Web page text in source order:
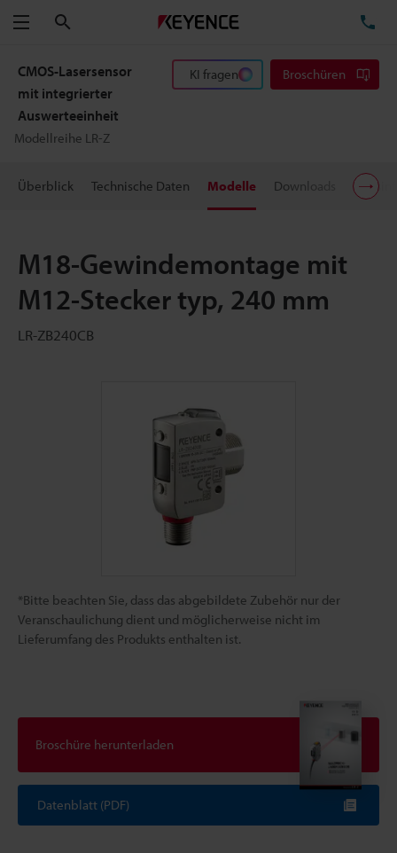
Menü
CMOS-Lasersensor
mit integrierter
Auswerteeinheit
Modellreihe LR-Z
KI fragen Broschüren
Überblick Technische Daten Modelle Downloads
M18-Gewindemontage mit
M12-Stecker typ, 240 mm
LR-ZB240CB
*Bitte beachten Sie, dass das abgebildete Zubehör nur der
Veranschaulichung dient und möglicherweise nicht im
Lieferumfang des Produkts enthalten ist.
Broschüre herunterladen
Datenblatt (PDF)